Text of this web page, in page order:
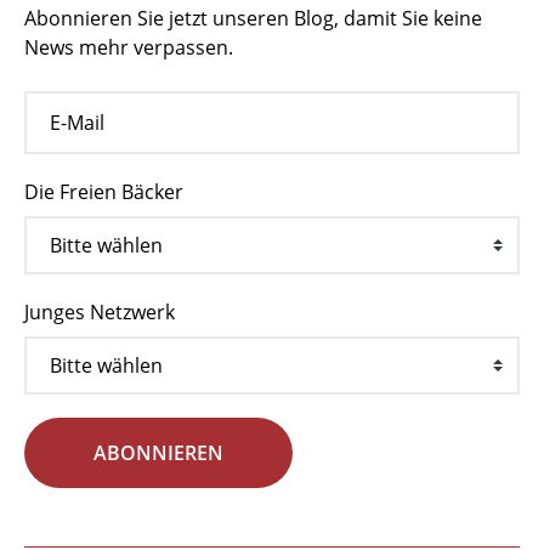
Abonnieren Sie jetzt unseren Blog, damit Sie keine
News mehr verpassen.
Die Freien Bäcker
Junges Netzwerk
ABONNIEREN